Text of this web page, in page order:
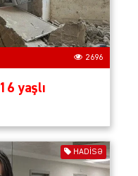
2696
16 yaşlı
HADISƏ